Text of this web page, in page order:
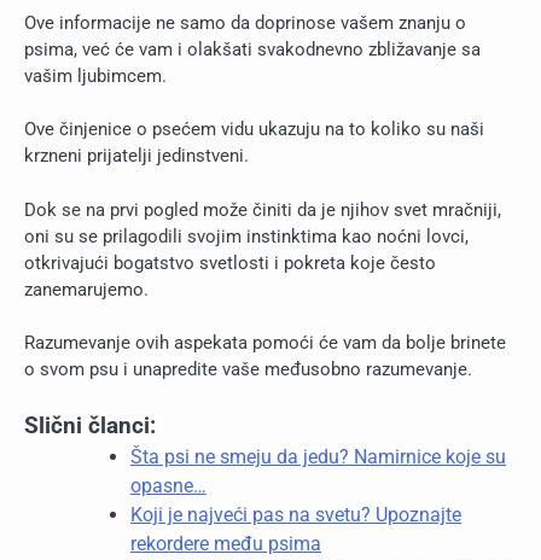
Ove informacije ne samo da doprinose vašem znanju o
psima, već će vam i olakšati svakodnevno zbližavanje sa
vašim ljubimcem.
Ove činjenice o psećem vidu ukazuju na to koliko su naši
krzneni prijatelji jedinstveni.
Dok se na prvi pogled može činiti da je njihov svet mračniji,
oni su se prilagodili svojim instinktima kao noćni lovci,
otkrivajući bogatstvo svetlosti i pokreta koje često
zanemarujemo.
Razumevanje ovih aspekata pomoći će vam da bolje brinete
o svom psu i unapredite vaše međusobno razumevanje.
Slični članci:
Šta psi ne smeju da jedu? Namirnice koje su
opasne…
Koji je najveći pas na svetu? Upoznajte
rekordere među psima